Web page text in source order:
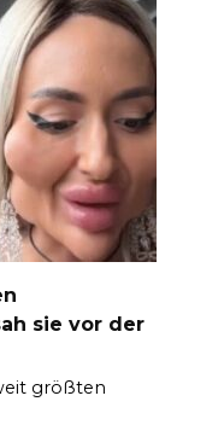
sie vor der
größten